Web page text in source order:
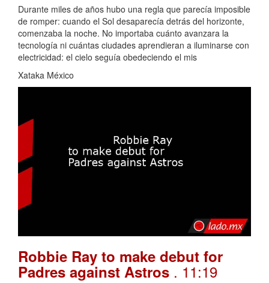
Durante miles de años hubo una regla que parecía imposible
de romper: cuando el Sol desaparecía detrás del horizonte,
comenzaba la noche. No importaba cuánto avanzara la
tecnología ni cuántas ciudades aprendieran a iluminarse con
electricidad: el cielo seguía obedeciendo el mis
Xataka México
Robbie Ray to make debut for
Padres against Astros . 11:19